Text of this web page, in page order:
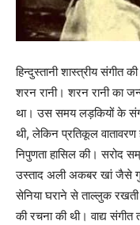
हिन्दुस्तानी शास्त्रीय संगीत
शरन रानी। शरन रानी का
था। उस समय लड़कियों के
थी, लेकिन प्रतिकूल
निपुणता हासिल की। सरोद
उस्ताद अली अकबर खां जैसे
सेनिया घराने से ताल्लुक
की रचना की थी। वाद्य